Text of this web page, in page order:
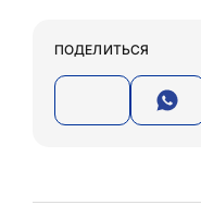
ПОДЕЛИТЬСЯ